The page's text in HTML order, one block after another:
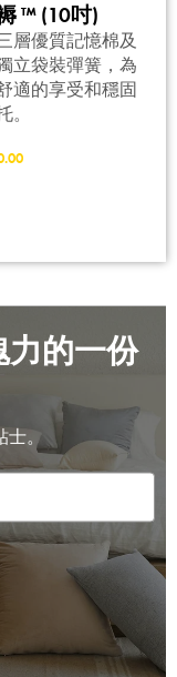
™ (10吋)
層優質記憶棉及
立袋裝彈簧，為
適的享受和穩固
的一份
士。